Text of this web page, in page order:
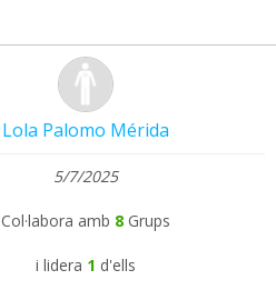
Lola Palomo Mérida
5/7/2025
Col·labora amb 8 Grups
i lidera 1 d'ells